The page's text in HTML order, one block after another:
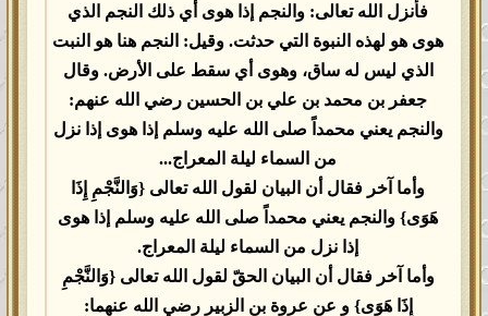
فأنزل الله تعالى: والنجم إذا هوى أي ذلك النجم الذي
هوى هو لهذه النبوة التي حدثت. وقيل: النجم هنا هو النبت
الذي ليس له ساق، وهوى أي سقط على الأرض. وقال
جعفر بن محمد بن علي بن الحسين رضي الله عنهم:
والنجم يعني محمداً صلى الله عليه وسلم إذا هوى إذا نزل
من السماء ليلة المعراج...
وأما آخر فقال أن البيان لقول الله تعالى {وَالنَّجْمِ إِذَا
هَوَى} والنجم يعني محمداً صلى الله عليه وسلم إذا هوى
إذا نزل من السماء ليلة المعراج.
وأما آخر فقال أن البيان الحقّ لقول الله تعالى {وَالنَّجْمِ
إِذَا هَوَى} و عن عروة بن الزبير رضي الله عنهما: